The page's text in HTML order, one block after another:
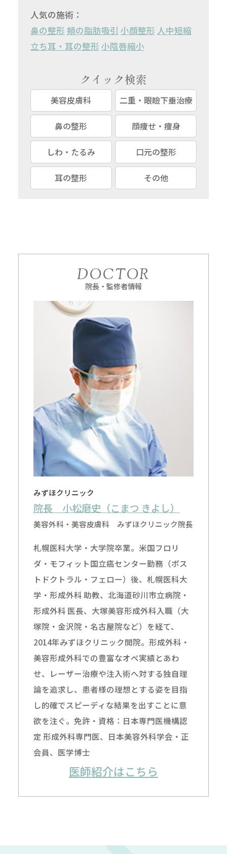
人気の施術：
鼻の整形 頬の脂肪吸引 小顔整形 人中短縮
立ち耳・耳の整形 小陰唇縮小
クイック検索
美容皮膚科 二重・眼瞼下垂治療
鼻の整形 顔痩せ・痩身
しわ・たるみ 口元の整形
耳の整形 その他
DOCTOR
院長・監修者情報
みずほクリニック
院長 小松磨史（こまつ きよし）
美容外科・美容皮膚科 みずほクリニック院長
札幌医科大学・大学院卒業。米国フロリ
ダ・モフィット国立癌センター勤務（ポス
トドクトラル・フェロー）後、札幌医科大
学・形成外科 助教、北海道砂川市立病院・
形成外科 医長、大塚美容形成外科入職（大
塚院・金沢院・名古屋院など）を経て、
2014年みずほクリニック開院。形成外科・
美容形成外科での豊富なオペ実績とあわ
せ、レーザー治療や注入術へ対する独自理
論を追求し、患者様の理想とする姿を目指
し的確でスピーディな結果を出すことに意
欲を注ぐ。免許・資格：日本専門医機構認
定 形成外科専門医、日本美容外科学会・正
会員、医学博士
医師紹介はこちら